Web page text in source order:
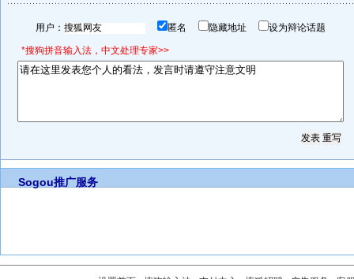
用户： 匿名 隐藏地址 设为辩论话题
*搜狗拼音输入法，中文处理专家>>
Sogou推广服务